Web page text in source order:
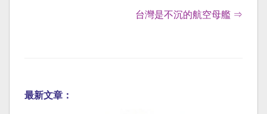
台灣是不沉的航空母艦 ⇒
最新文章：